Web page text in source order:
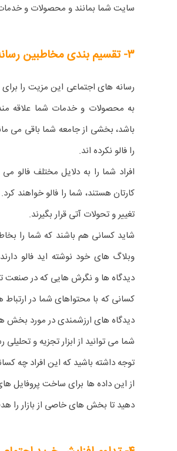
سایت شما بمانند و محصولات و
۳- تقسیم بندی مخاطبین رسانه های اجتماعی نقش بزرگتری ایفا خواهند کرد
رسانه های اجتماعی این مزیت را
به محصولات و خدمات شما علاقه
باشد، بخشی از جامعه شما باقی می
را فالو نکرده اند.
افراد شما را به دلایل مختلف فالو می
کارتان هستند، شما را فالو خواهند
تغییر و تحولات آتی قرار بگیرند.
شاید کسانی هم باشند که شما را
وبلاگ های خود نوشته اید فالو
دیدگاه ها و نگرش هایی که در صنعت
کسانی که با محتواهای شما در
دیدگاه های ارزشمندی در مورد بخش
شما می توانید از ابزار تجزیه و
توجه داشته باشید که این افراد چه
از این داده ها برای ساخت پروفایل
دهید تا بخش های خاصی از بازار را